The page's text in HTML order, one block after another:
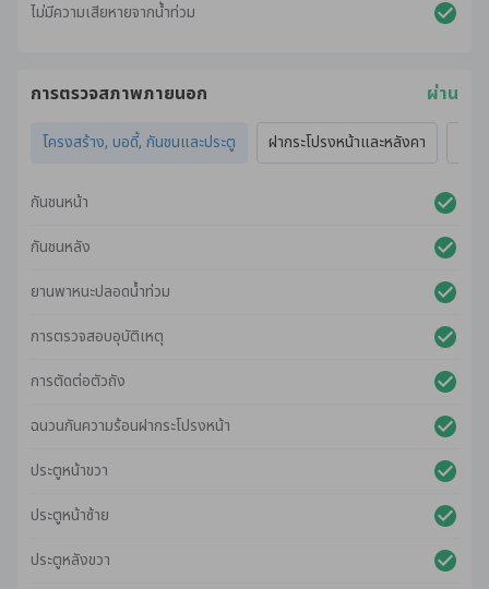
ไม่มีความเสียหายจากน้ำท่วม
การตรวจสภาพภายนอก ผ่าน
โครงสร้าง, บอดี้, กันชนและประตู ฝากระโปรงหน้าและหลังคา
กันชนหน้า
กันชนหลัง
ยานพาหนะปลอดน้ําท่วม
การตรวจสอบอุบัติเหตุ
การตัดต่อตัวถัง
ฉนวนกันความร้อนฝากระโปรงหน้า
ประตูหน้าขวา
ประตูหน้าซ้าย
ประตูหลังขวา